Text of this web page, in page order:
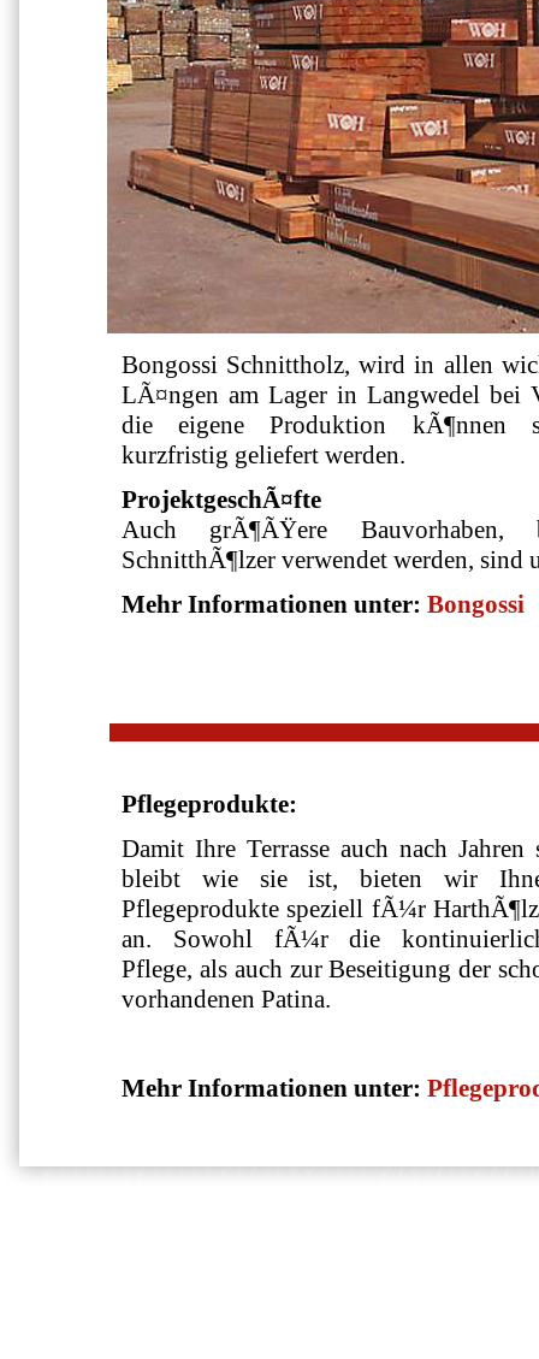
Bongossi Schnittholz, wird in allen
LÃ¤ngen am Lager in Langwedel bei
die eigene Produktion kÃ¶nnen
kurzfristig geliefert werden.
ProjektgeschÃ¤fte
Auch grÃ¶ÃŸere Bauvorhaben,
SchnitthÃ¶lzer verwendet werden, sind
Mehr Informationen unter: Bongossi
Pflegeprodukte:
Damit Ihre Terrasse auch nach Jahren
bleibt wie sie ist, bieten wir
Pflegeprodukte speziell fÃ¼r
an. Sowohl fÃ¼r die
Pflege, als auch zur Beseitigung der
vorhandenen Patina.
Mehr Informationen unter: